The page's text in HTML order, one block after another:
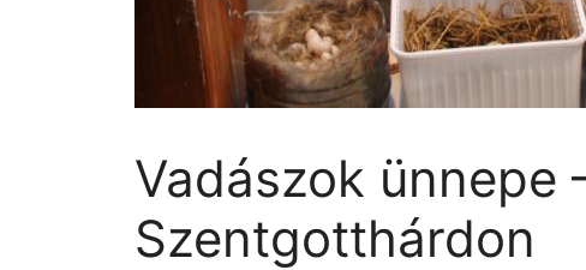
Vadászok ünnepe
Szentgotthárdon